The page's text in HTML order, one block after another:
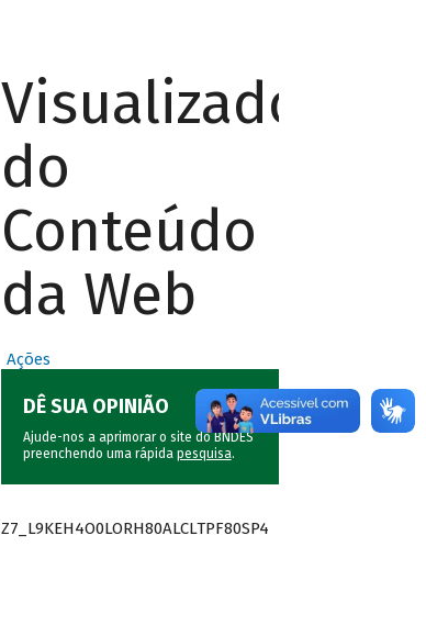
Visualizador
do
Conteúdo
da Web
Ações
DÊ SUA OPINIÃO
Ajude-nos a aprimorar o site do BNDES
preenchendo uma rápida pesquisa.
Z7_L9KEH4O0LORH80ALCLTPF80SP4